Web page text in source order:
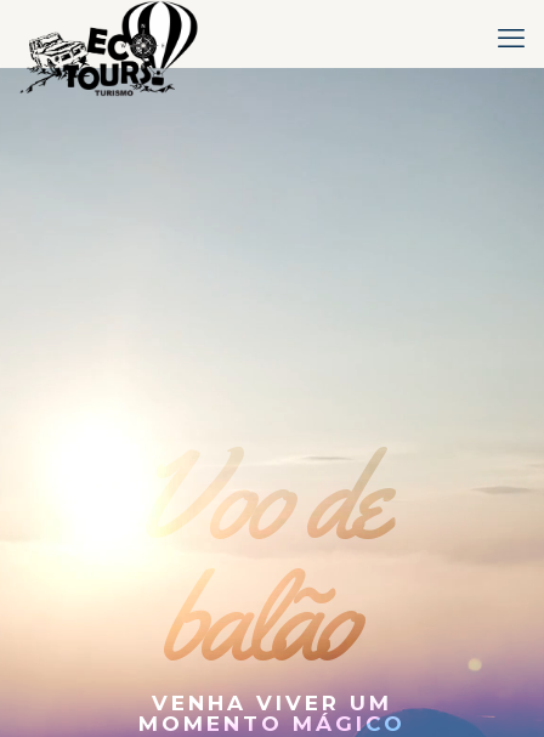
Voo de
balão
VENHA VIVER UM
MOMENTO MÁGICO